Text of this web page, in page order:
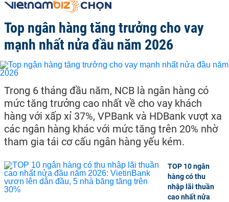
Top ngân hàng tăng trưởng cho vay
mạnh nhất nửa đầu năm 2026
Trong 6 tháng đầu năm, NCB là ngân hàng có
mức tăng trưởng cao nhất về cho vay khách
hàng với xấp xỉ 37%, VPBank và HDBank vượt xa
các ngân hàng khác với mức tăng trên 20% nhờ
tham gia tái cơ cấu ngân hàng yếu kém.
TOP 10 ngân
hàng có thu
nhập lãi thuần
cao nhất nửa